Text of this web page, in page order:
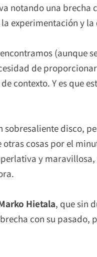
notando una
experimentación y
(aunque
de
contexto. Y es que
sobresaliente disco,
cosas por el
y
Hietala, que sin
con su